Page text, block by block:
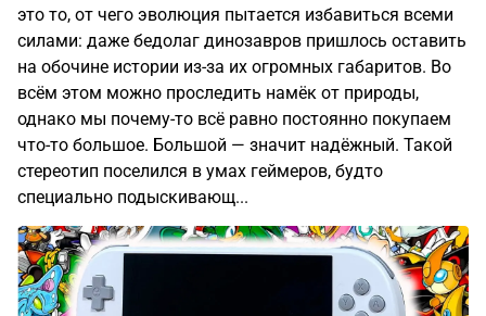
это то, от чего эволюция пытается избавиться всеми
силами: даже бедолаг динозавров пришлось оставить
на обочине истории из-за их огромных габаритов. Во
всём этом можно проследить намёк от природы,
однако мы почему-то всё равно постоянно покупаем
что-то большое. Большой — значит надёжный. Такой
стереотип поселился в умах геймеров, будто
специально подыскивающ...